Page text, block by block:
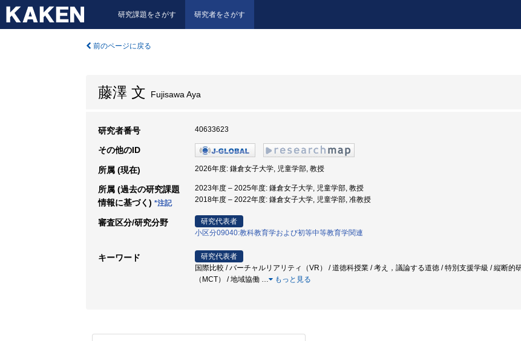
研究課題をさがす 研究者をさがす
前のページに戻る
藤澤 文 Fujisawa Aya
研究者番号 40633623
その他のID
所属 (現在) 2026年度: 鎌倉女子大学, 児童学部, 教授
所属 (過去の研究課題
情報に基づく) *注記
2023年度 – 2025年度: 鎌倉女子大学, 児童学部, 教授
2018年度 – 2022年度: 鎌倉女子大学, 児童学部, 准教授
審査区分/研究分野
研究代表者
小区分09040:教科教育学および初等中等教育学関連
キーワード
研究代表者
国際比較 / バーチャルリアリティ（VR） / 道徳科授業 / 考え，議論する道徳 / 特別支援学級 / 縦断的
（MCT） / 地域協働 … もっと見る